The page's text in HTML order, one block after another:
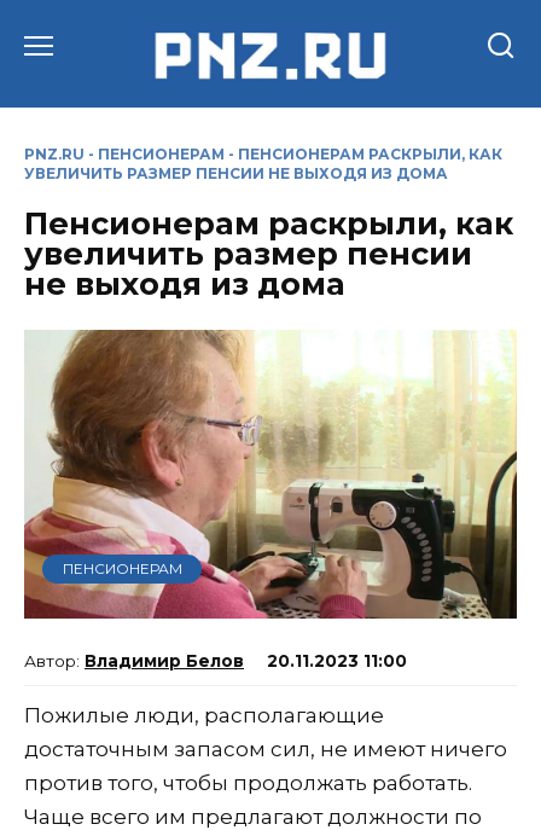
PNZ.RU - ПЕНСИОНЕРАМ - ПЕНСИОНЕРАМ РАСКРЫЛИ, КАК
УВЕЛИЧИТЬ РАЗМЕР ПЕНСИИ НЕ ВЫХОДЯ ИЗ ДОМА
Пенсионерам раскрыли, как
увеличить размер пенсии
не выходя из дома
ПЕНСИОНЕРАМ
Владимир Белов 20.11.2023 11:00
Пожилые люди, располагающие
достаточным запасом сил, не имеют ничего
против того, чтобы продолжать работать.
Чаще всего им предлагают должности по